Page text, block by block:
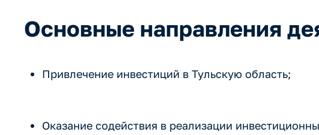
Основные направления
Привлечение инвестиций в Тульскую область;
Оказание содействия в реализации